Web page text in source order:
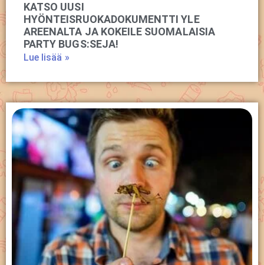
KATSO UUSI
HYÖNTEISRUOKADOKUMENTTI YLE
AREENALTA JA KOKEILE SUOMALAISIA
PARTY BUGS:SEJA!
Lue lisää »